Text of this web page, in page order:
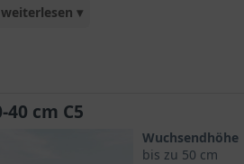
weiterlesen ▾
40 cm C5
Wuchsendhöhe
bis zu 50 cm